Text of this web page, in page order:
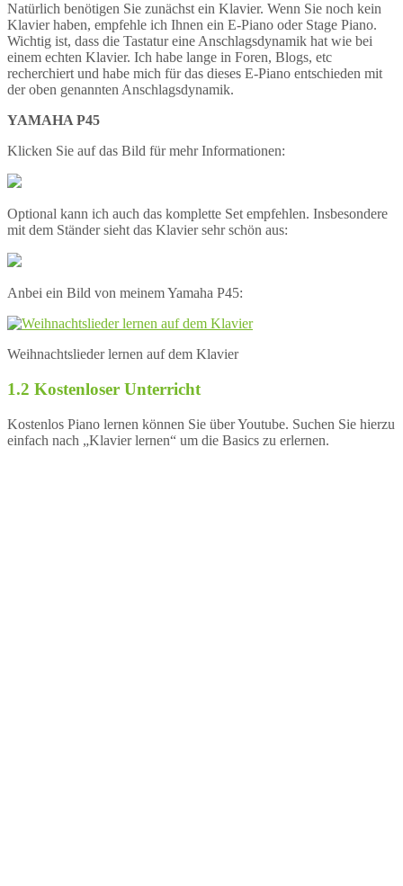
Natürlich benötigen Sie zunächst ein Klavier. Wenn Sie noch kein
Klavier haben, empfehle ich Ihnen ein E-Piano oder Stage Piano.
Wichtig ist, dass die Tastatur eine Anschlagsdynamik hat wie bei
einem echten Klavier. Ich habe lange in Foren, Blogs, etc
recherchiert und habe mich für das dieses E-Piano entschieden mit
der oben genannten Anschlagsdynamik.
YAMAHA P45
Klicken Sie auf das Bild für mehr Informationen:
Optional kann ich auch das komplette Set empfehlen. Insbesondere
mit dem Ständer sieht das Klavier sehr schön aus:
Anbei ein Bild von meinem Yamaha P45:
Weihnachtslieder lernen auf dem Klavier
1.2 Kostenloser Unterricht
Kostenlos Piano lernen können Sie über Youtube. Suchen Sie hierzu
einfach nach „Klavier lernen“ um die Basics zu erlernen.